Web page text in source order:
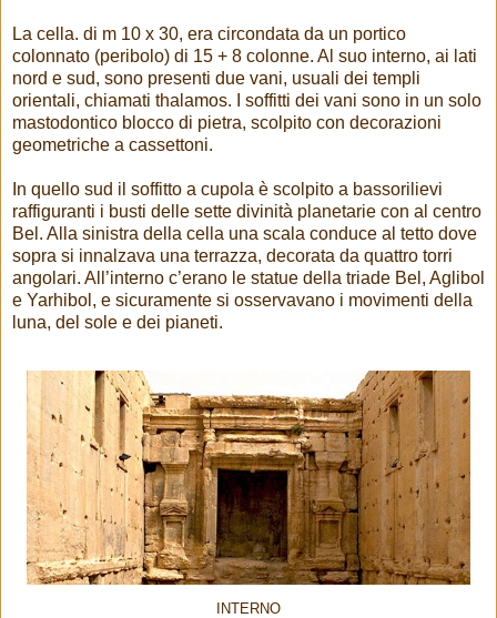
La cella. di m 10 x 30, era circondata da un portico
colonnato (peribolo) di 15 + 8 colonne. Al suo interno, ai lati
nord e sud, sono presenti due vani, usuali dei templi
orientali, chiamati thalamos. I soffitti dei vani sono in un solo
mastodontico blocco di pietra, scolpito con decorazioni
geometriche a cassettoni.
In quello sud il soffitto a cupola è scolpito a bassorilievi
raffiguranti i busti delle sette divinità planetarie con al centro
Bel. Alla sinistra della cella una scala conduce al tetto dove
sopra si innalzava una terrazza, decorata da quattro torri
angolari. All’interno c’erano le statue della triade Bel, Aglibol
e Yarhibol, e sicuramente si osservavano i movimenti della
luna, del sole e dei pianeti.
INTERNO